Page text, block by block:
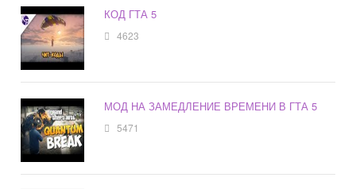
КОД ГТА 5
4623
МОД НА ЗАМЕДЛЕНИЕ ВРЕМЕНИ В ГТА 5
5471